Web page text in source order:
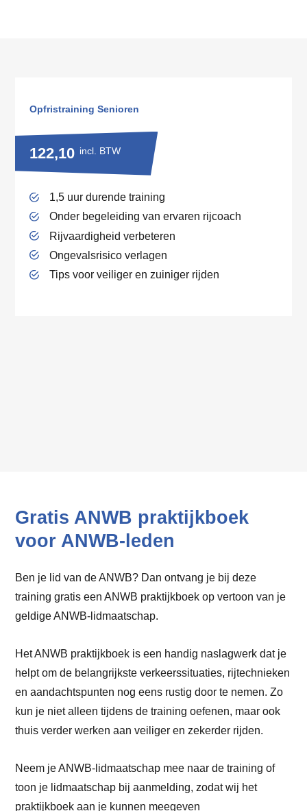
Opfristraining Senioren
122,10 incl. BTW
1,5 uur durende training
Onder begeleiding van ervaren rijcoach
Rijvaardigheid verbeteren
Ongevalsrisico verlagen
Tips voor veiliger en zuiniger rijden
Gratis ANWB praktijkboek
voor ANWB-leden
Ben je lid van de ANWB? Dan ontvang je bij deze
training gratis een ANWB praktijkboek op vertoon van je
geldige ANWB-lidmaatschap.
Het ANWB praktijkboek is een handig naslagwerk dat je
helpt om de belangrijkste verkeerssituaties, rijtechnieken
en aandachtspunten nog eens rustig door te nemen. Zo
kun je niet alleen tijdens de training oefenen, maar ook
thuis verder werken aan veiliger en zekerder rijden.
Neem je ANWB-lidmaatschap mee naar de training of
toon je lidmaatschap bij aanmelding, zodat wij het
praktijkboek aan je kunnen meegeven